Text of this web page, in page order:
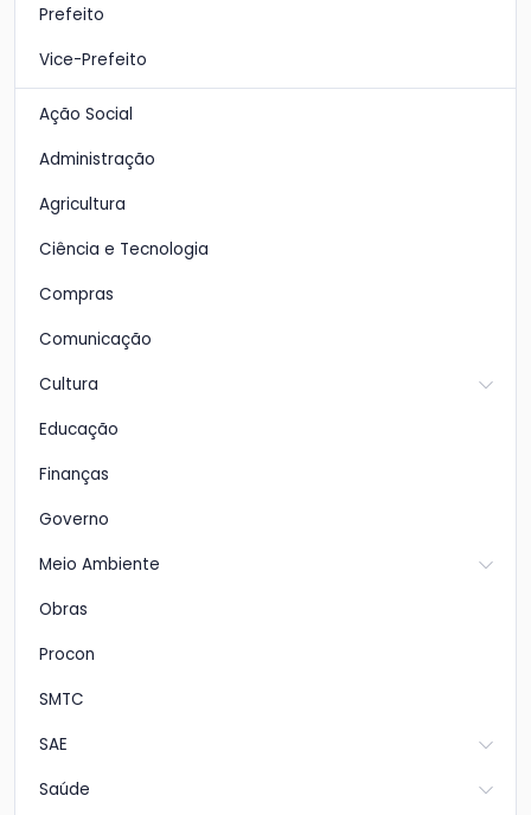
Prefeito
Vice-Prefeito
Ação Social
Administração
Agricultura
Ciência e Tecnologia
Compras
Comunicação
Cultura
Educação
Finanças
Governo
Meio Ambiente
Obras
Procon
SMTC
SAE
Saúde